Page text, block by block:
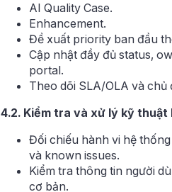
AI Quality Case.
Enhancement.
Đề xuất priority ban đầu
Cập nhật đầy đủ status,
portal.
Theo dõi SLA/OLA và
4.2. Kiểm tra và xử lý kỹ thuật
Đối chiếu hành vi hệ
và known issues.
Kiểm tra thông tin người
cơ bản.